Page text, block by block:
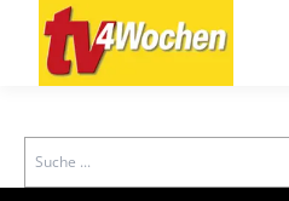
Search